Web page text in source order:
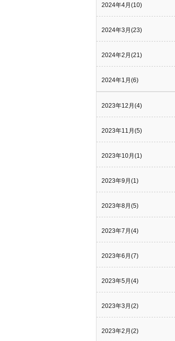
2024年4月(10)
2024年3月(23)
2024年2月(21)
2024年1月(6)
2023年12月(4)
2023年11月(5)
2023年10月(1)
2023年9月(1)
2023年8月(5)
2023年7月(4)
2023年6月(7)
2023年5月(4)
2023年3月(2)
2023年2月(2)